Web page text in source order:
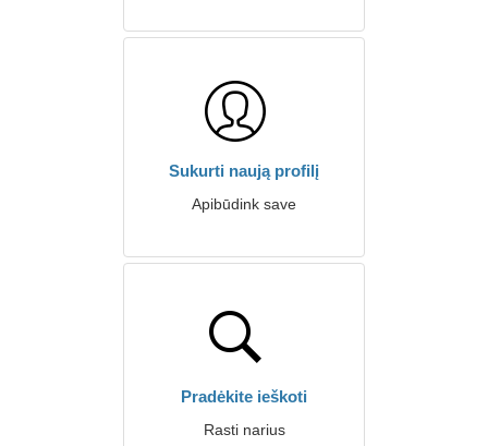
Sukurti naują profilį
Apibūdink save
Pradėkite ieškoti
Rasti narius